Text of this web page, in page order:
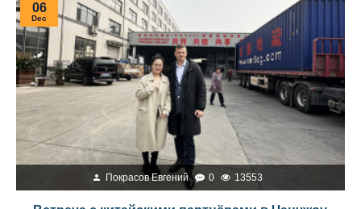
06
Dec
Покрасов Евгений 0 13553